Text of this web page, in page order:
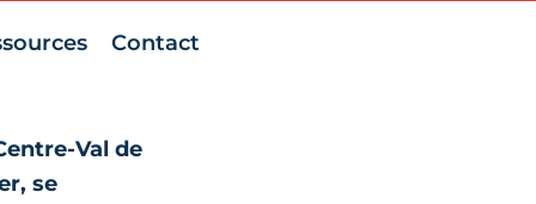
Contact
Val de
se